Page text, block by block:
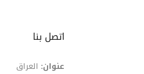
اتصل بنا
عنوان: العراق